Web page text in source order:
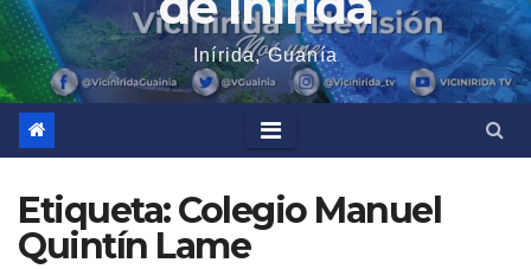
Inírida, Guanía
Etiqueta:Colegio Manuel
Quintín Lame